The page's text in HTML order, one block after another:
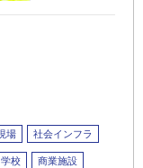
場 社会インフラ
学校 商業施設